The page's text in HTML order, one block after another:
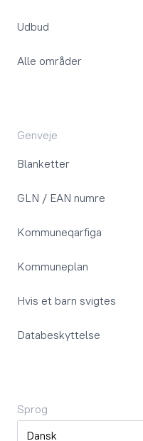
Udbud
Alle områder
Genveje
Blanketter
GLN / EAN numre
Kommuneqarfiga
Kommuneplan
Hvis et barn svigtes
Databeskyttelse
Sprog
Sprog